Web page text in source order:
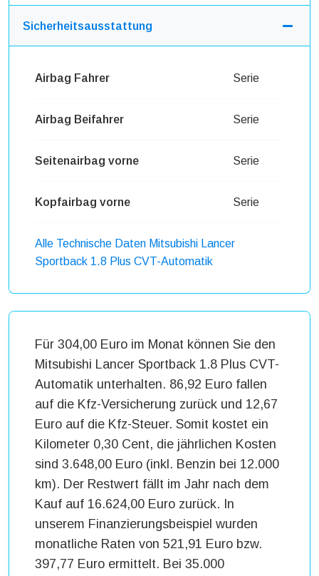
Sicherheitsausstattung
Airbag Fahrer Serie
Airbag Beifahrer Serie
Seitenairbag vorne Serie
Kopfairbag vorne Serie
Alle Technische Daten Mitsubishi Lancer
Sportback 1.8 Plus CVT-Automatik
Für 304,00 Euro im Monat können Sie den
Mitsubishi Lancer Sportback 1.8 Plus CVT-
Automatik unterhalten. 86,92 Euro fallen
auf die Kfz-Versicherung zurück und 12,67
Euro auf die Kfz-Steuer. Somit kostet ein
Kilometer 0,30 Cent, die jährlichen Kosten
sind 3.648,00 Euro (inkl. Benzin bei 12.000
km). Der Restwert fällt im Jahr nach dem
Kauf auf 16.624,00 Euro zurück. In
unserem Finanzierungsbeispiel wurden
monatliche Raten von 521,91 Euro bzw.
397,77 Euro ermittelt. Bei 35.000